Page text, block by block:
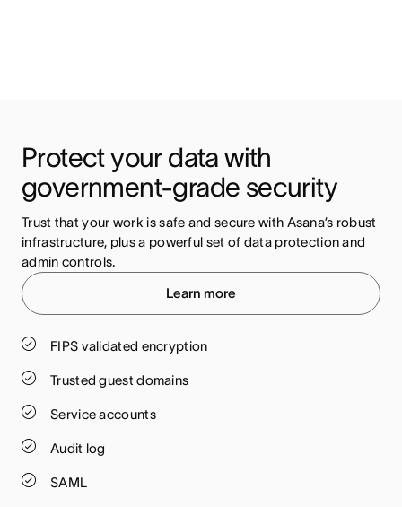
Protect your data with
government-grade security
Trust that your work is safe and secure with Asana’s robust
infrastructure, plus a powerful set of data protection and
admin controls.
Learn more
FIPS validated encryption
Trusted guest domains
Service accounts
Audit log
SAML